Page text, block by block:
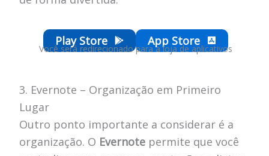
Play Store App Store
Você será redirecionado para a loja de aplicativos
3. Evernote – Organização em Primeiro
Lugar
Outro ponto importante a considerar é a
organização. O Evernotepermite que você